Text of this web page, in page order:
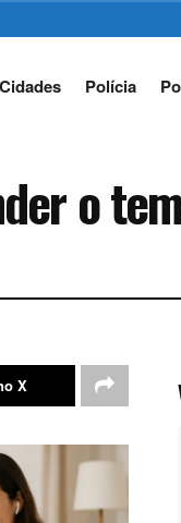
Cidades Polícia
o
X